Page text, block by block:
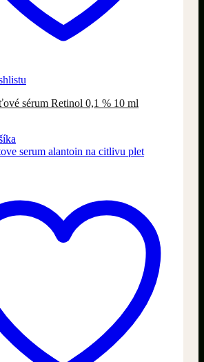
sérum Retinol 0,1 % 10 ml